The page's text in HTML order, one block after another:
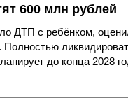
600 млн рублей
ДТП с ребёнком,
до конца 2028